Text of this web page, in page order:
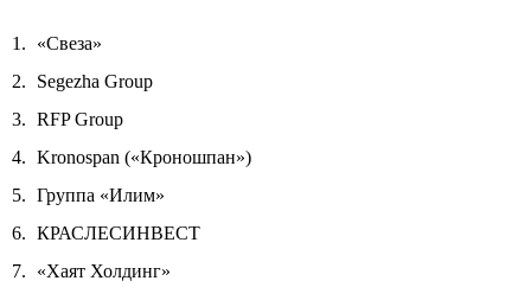
«Свеза»
Segezha Group
RFP Group
Kronospan («Кроношпан»)
Группа «Илим»
КРАСЛЕСИНВЕСТ
«Хаят Холдинг»